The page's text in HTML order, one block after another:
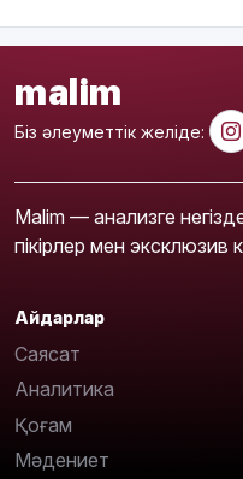
malim
Біз әлеуметтік желіде:
Malim — анализге
пікірлер мен эксклюзив
Айдарлар
Саясат
Аналитика
Қоғам
Мәдениет